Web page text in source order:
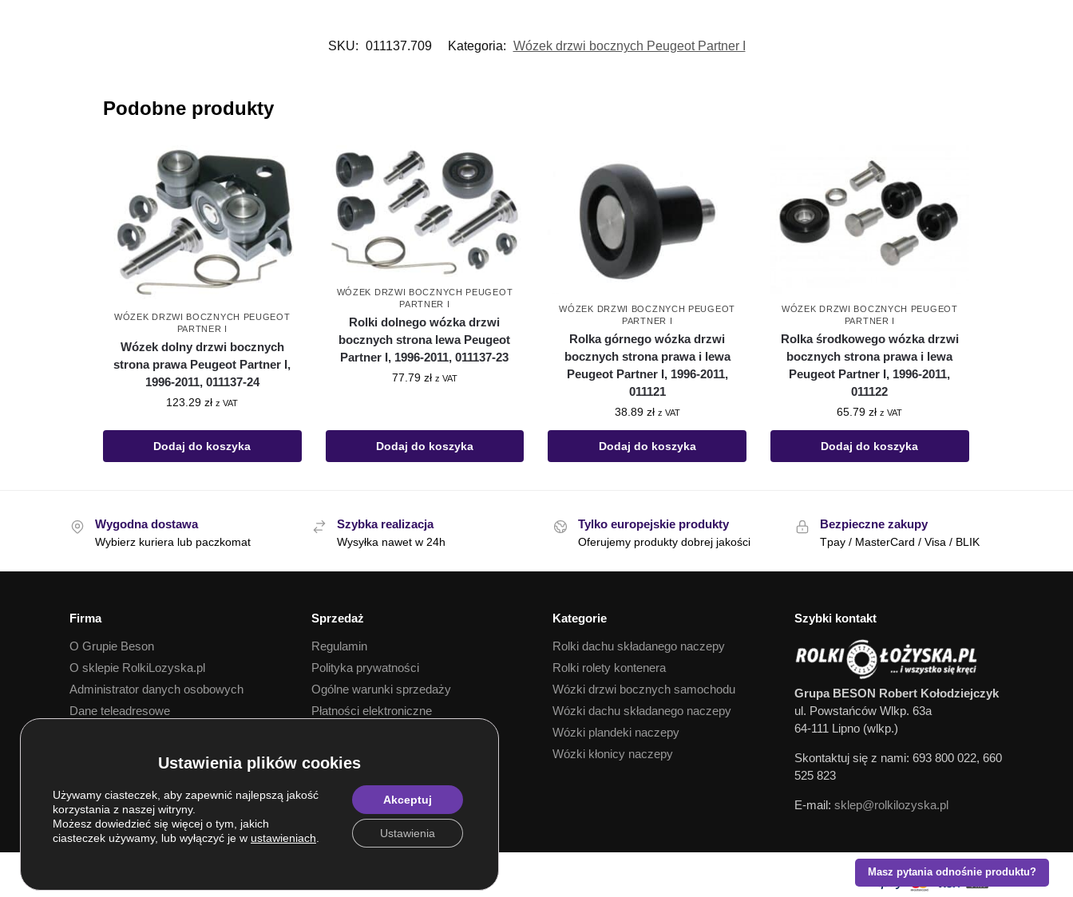
Masz pytania odnośnie produktu?
SKU: 011137.709 Kategoria: Wózek drzwi bocznych Peugeot Partner I
Podobne produkty
WÓZEK DRZWI BOCZNYCH PEUGEOT
PARTNER I
Wózek dolny drzwi bocznych
strona prawa Peugeot Partner I,
1996-2011, 011137-24
123.29zł z VAT
Dodaj do koszyka
WÓZEK DRZWI BOCZNYCH PEUGEOT
PARTNER I
Rolki dolnego wózka drzwi
bocznych strona lewa Peugeot
Partner I, 1996-2011, 011137-23
77.79 zł z VAT
Dodaj do koszyka
WÓZEK DRZWI BOCZNYCH PEUGEOT
PARTNER I
Rolka górnego wózka drzwi
bocznych strona prawa i lewa
Peugeot Partner I, 1996-2011,
011121
38.89 zł z VAT
Dodaj do koszyka
WÓZEK DRZWI BOCZNYCH PEUGEOT
PARTNER I
Rolka środkowego wózka drzwi
bocznych strona prawa i lewa
Peugeot Partner I, 1996-2011,
011122
65.79zł z VAT
Dodaj do koszyka
Wygodna dostawa
Wybierz kuriera lub paczkomat
Szybka realizacja
Wysyłka nawet w 24h
Tylko europejskie produkty
Oferujemy produkty dobrej jakości
Bezpieczne zakupy
Tpay / MasterCard / Visa / BLIK
Firma
O Grupie Beson
O sklepie RolkiLozyska.pl
Administrator danych osobowych
Dane teleadresowe
Sprzedaż
Regulamin
Polityka prywatności
Ogólne warunki sprzedaży
Płatności elektroniczne
Kategorie
Rolki dachu składanego naczepy
Rolki rolety kontenera
Wózki drzwi bocznych samochodu
Wózki dachu składanego naczepy
Wózki plandeki naczepy
Wózki kłonicy naczepy
Szybki kontakt
Grupa BESON Robert Kołodziejczyk
ul. Powstańców Wlkp. 63a
64-111 Lipno (wlkp.)
Skontaktuj się z nami: 693 800 022, 660
525 823
E-mail: sklep@rolkilozyska.pl
Używamy ciasteczek, aby zapewnić najlepszą jakość
korzystania z naszej witryny.
Możesz dowiedzieć się więcej o tym, jakich
ciasteczek używamy, lub wyłączyć je w ustawieniach
Akceptuj
Ustawienia